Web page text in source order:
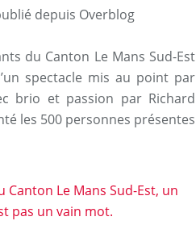
depuis Overblog
du Canton Le Mans Sud-Est
spectacle mis au point par
brio et passion par Richard
les 500 personnes présentes